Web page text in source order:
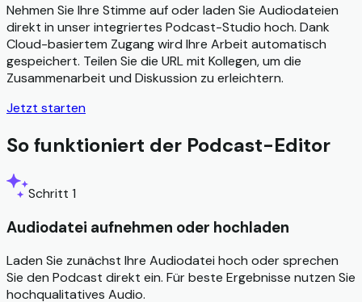
Nehmen Sie Ihre Stimme auf oder laden Sie Audiodateien
direkt in unser integriertes Podcast-Studio hoch. Dank
Cloud-basiertem Zugang wird Ihre Arbeit automatisch
gespeichert. Teilen Sie die URL mit Kollegen, um die
Zusammenarbeit und Diskussion zu erleichtern.
Jetzt starten
So funktioniert der Podcast-Editor
Schritt 1
Audiodatei aufnehmen oder hochladen
Laden Sie zunächst Ihre Audiodatei hoch oder sprechen
Sie den Podcast direkt ein. Für beste Ergebnisse nutzen Sie
hochqualitatives Audio.